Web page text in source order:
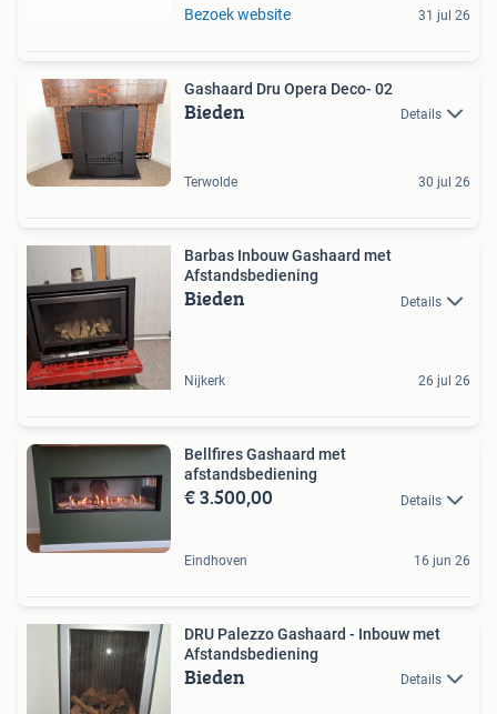
Bezoek website 31 jul 26
Gashaard Dru Opera Deco- 02
Bieden Details
Terwolde 30 jul 26
Barbas Inbouw Gashaard met
Afstandsbediening
Bieden Details
Nijkerk 26 jul 26
Bellfires Gashaard met
afstandsbediening
€ 3.500,00 Details
Eindhoven 16 jun 26
DRU Palezzo Gashaard - Inbouw met
Afstandsbediening
Bieden Details